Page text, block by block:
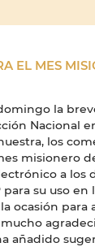
EL MES
la
Nacional
los
misionero
a los
su uso en
ocasión para
añadido